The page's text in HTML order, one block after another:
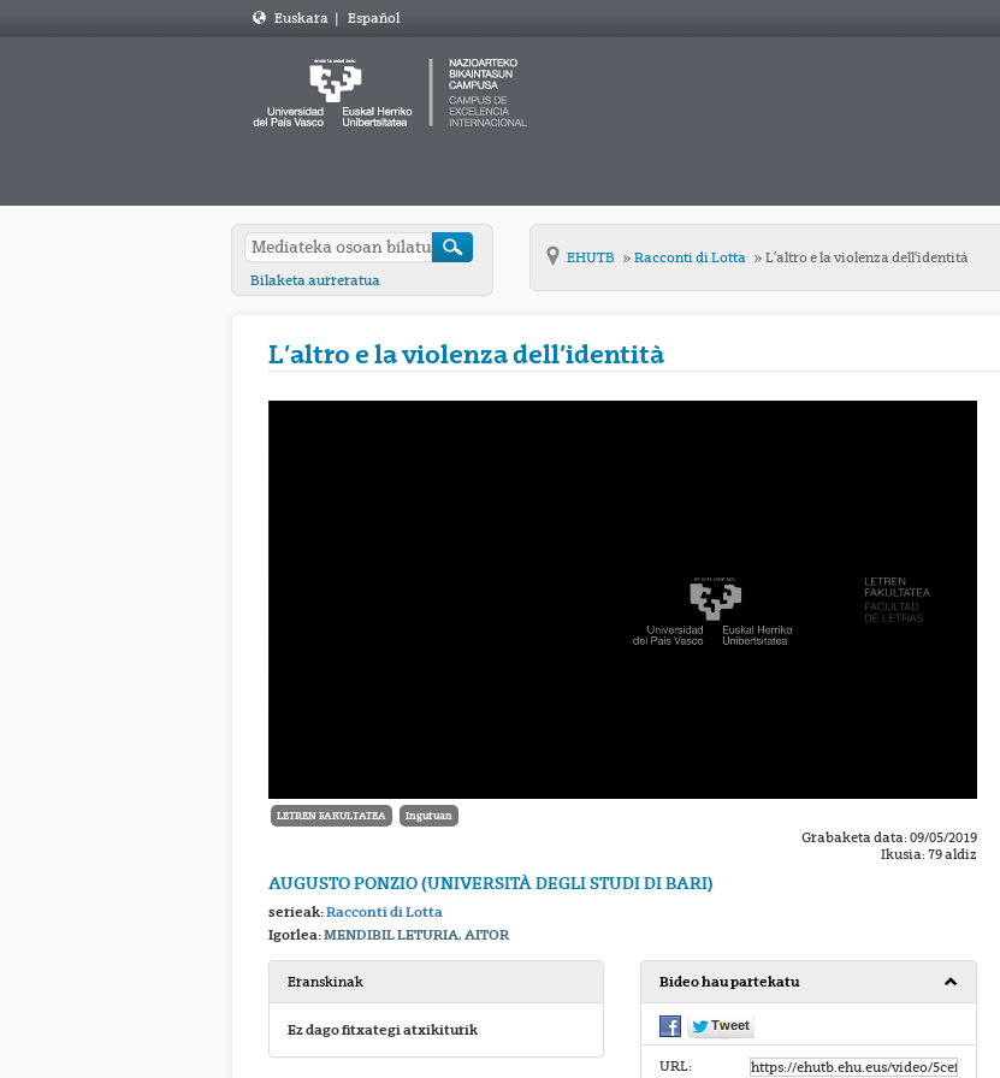
Euskara | Español
Bilaketa aurreratua
EHUTB Racconti di Lotta L’altro e la violenza dell’identità
L’altro e la violenza dell’identità
LETREN FAKULTATEA Inguruan
Grabaketa data: 09/05/2019
Ikusia: 79 aldiz
AUGUSTO PONZIO (UNIVERSITÀ DEGLI STUDI DI BARI)
serieak:Racconti di Lotta
Igorlea:MENDIBIL LETURIA, AITOR
Eranskinak
Ez dago fitxategi atxikiturik
Bideo hau partekatu
URL: